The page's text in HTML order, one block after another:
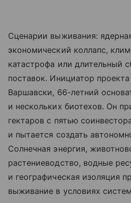
Сценарии выживания:
экономический коллапс,
катастрофа или длительный
поставок. Инициатор
Варшавски, 66-летний
и нескольких биотехов. Он
гектаров с пятью
и пытается создать
Солнечная энергия,
растениеводство, водные
и географическая изоляция
выживание в условиях